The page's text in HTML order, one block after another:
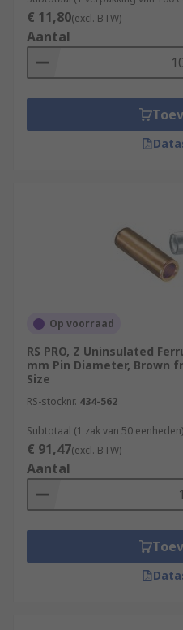
€ 11,80(excl. BTW)
Aantal
Op voorraad
RS PRO, Z Uninsulated
mm Pin Diameter, Brown
Size
RS-stocknr. 434-562
Subtotaal (1 zak van 50 eenheden)
€ 91,47(excl. BTW)
Aantal